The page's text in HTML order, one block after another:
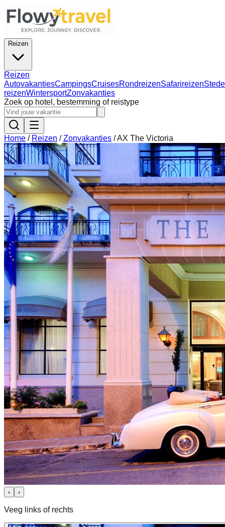
Reizen
Reizen
AutovakantiesCampingsCruisesRondreizenSafarireizen
reizenWintersportZonvakanties
Zoek op hotel, bestemming of reistype
Home / Reizen /Zonvakanties /AX The Victoria
‹ ›
Veeg links of rechts